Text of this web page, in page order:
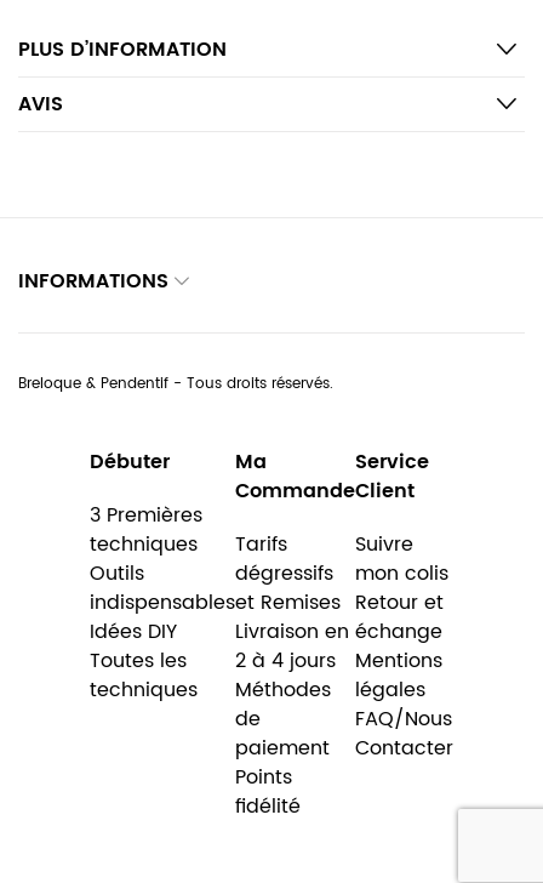
PLUS D’INFORMATION
AVIS
INFORMATIONS
Breloque & Pendentif - Tous droits réservés.
Débuter
3 Premières
techniques
Outils
indispensables
Idées DIY
Toutes les
techniques
Ma
Commande
Tarifs
dégressifs
et Remises
Livraison en
2 à 4 jours
Méthodes
de
paiement
Points
fidélité
Service
Client
Suivre
mon colis
Retour et
échange
Mentions
légales
FAQ/Nous
Contacter